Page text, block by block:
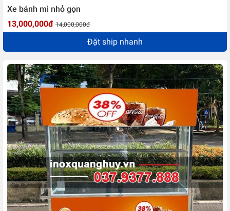
Xe bánh mì nhỏ gọn
13,000,000đ 14,000,000đ
Đặt ship nhanh